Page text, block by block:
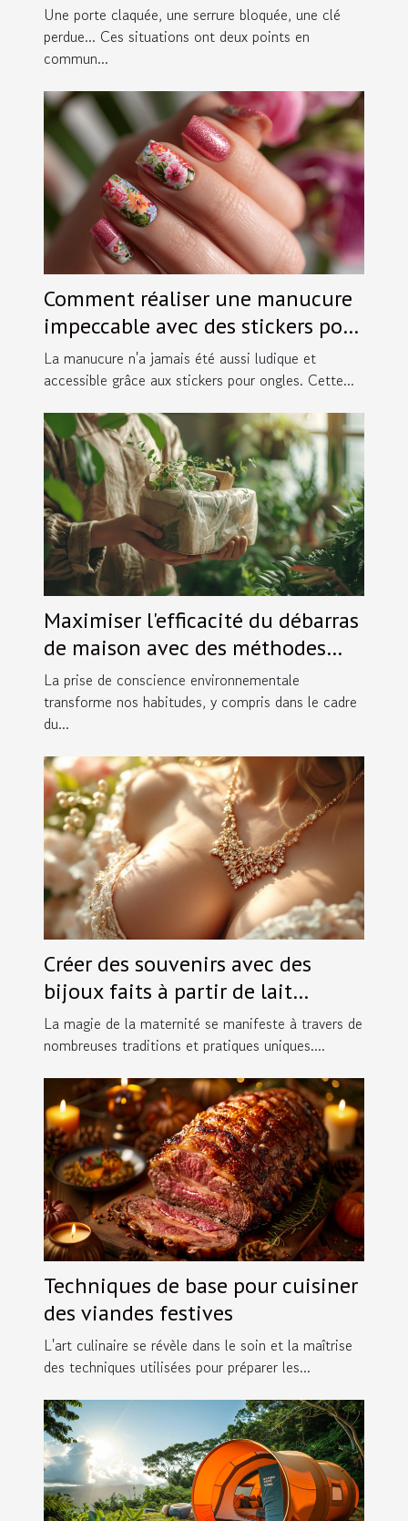
Une porte claquée, une serrure bloquée, une clé
perdue... Ces situations ont deux points en
commun...
Comment réaliser une manucure
impeccable avec des stickers pour
ongles
La manucure n'a jamais été aussi ludique et
accessible grâce aux stickers pour ongles. Cette...
Maximiser l'efficacité du débarras
de maison avec des méthodes
écologiques
La prise de conscience environnementale
transforme nos habitudes, y compris dans le cadre
du...
Créer des souvenirs avec des
bijoux faits à partir de lait
maternel
La magie de la maternité se manifeste à travers de
nombreuses traditions et pratiques uniques....
Techniques de base pour cuisiner
des viandes festives
L'art culinaire se révèle dans le soin et la maîtrise
des techniques utilisées pour préparer les...